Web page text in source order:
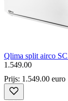
Qlima split airco
1 .549.00
Prijs: 1.549.00 euro